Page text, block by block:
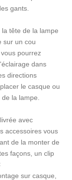
gants.
la tête de la lampe
sur un cou
pourrez
dans
directions
le casque ou
la lampe.
avec
accessoires vous
de la monter de
façons, un clip
sur casque,